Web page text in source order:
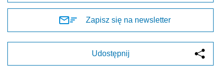
Zapisz się na newsletter
Udostępnij